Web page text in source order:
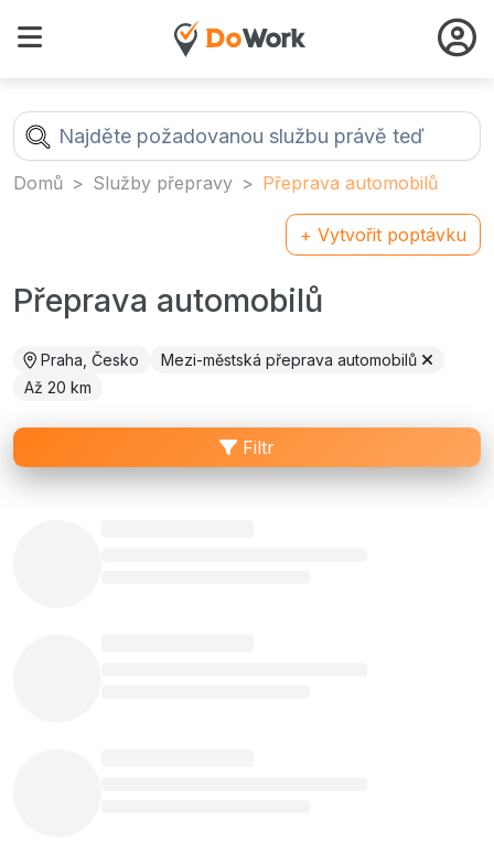
Domů Služby přepravy Přeprava automobilů
+ Vytvořit poptávku
Přeprava automobilů
Praha, Česko
Mezi-městská přeprava automobilů
Až 20 km
Filtr